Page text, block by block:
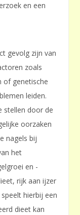
en een
gevolg zijn van
zoals
of genetische
leiden.
stellen door de
oorzaken
nagels bij
het
en -
rijk aan ijzer
hierbij een
dieet kan